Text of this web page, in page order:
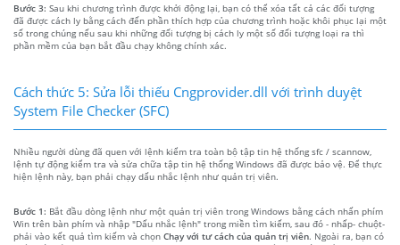
Bước 3: Sau khi chương trình được khởi động lại, bạn có thể xóa tất cả các đối tượng
đã được cách ly bằng cách đến phần thích hợp của chương trình hoặc khôi phục lại một
số trong chúng nếu sau khi những đối tượng bị cách ly một số đối tượng loại ra thì
phần mềm của bạn bắt đầu chạy không chính xác.
Cách thức 5: Sửa lỗi thiếu Cngprovider.dll với trình duyệt
System File Checker (SFC)
Nhiều người dùng đã quen với lệnh kiểm tra toàn bộ tập tin hệ thống sfc / scannow,
lệnh tự động kiểm tra và sửa chữa tập tin hệ thống Windows đã được bảo vệ. Để thực
hiện lệnh này, bạn phải chạy dấu nhắc lệnh như quản trị viên.
Bước 1: Bắt đầu dòng lệnh như một quản trị viên trong Windows bằng cách nhấn phím
Win trên bàn phím và nhập "Dấu nhắc lệnh" trong miền tìm kiếm, sau đó - nhấp- chuột-
phải vào kết quả tìm kiếm và chọn Chạy với tư cách của quản trị viên. Ngoài ra, bạn có